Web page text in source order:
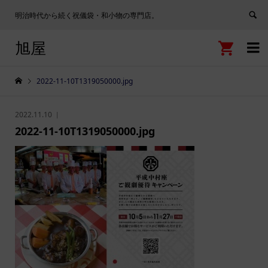
明治時代から続く祝儀袋・和小物の専門店。

旭屋 
2022-11-10T1319050000.jpg
2022.11.10
2022-11-10T1319050000.jpg